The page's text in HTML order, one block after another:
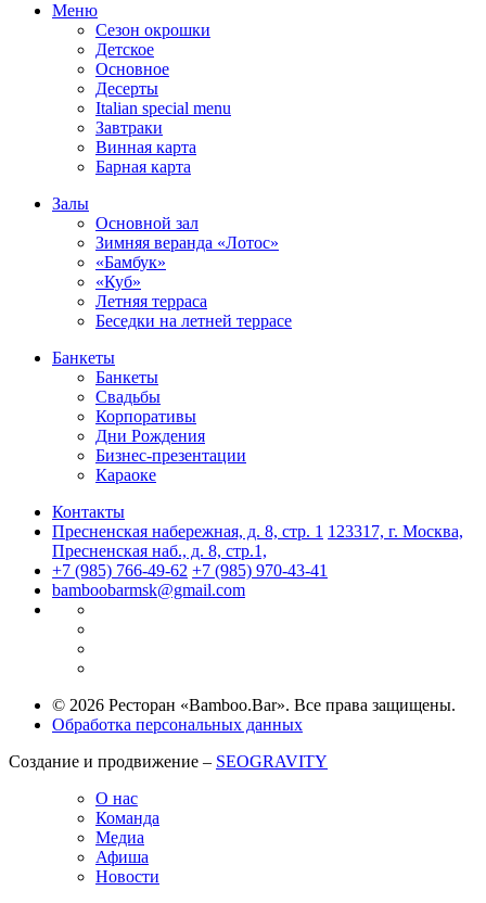
Меню
Сезон окрошки
Детское
Основное
Десерты
Italian special menu
Завтраки
Винная карта
Барная карта
Залы
Основной зал
Зимняя веранда «Лотос»
«Бамбук»
«Куб»
Летняя терраса
Беседки на летней террасе
Банкеты
Банкеты
Свадьбы
Корпоративы
Дни Рождения
Бизнес-презентации
Караоке
Контакты
Пресненская набережная, д. 8, стр. 1 123317, г. Москва,
Пресненская наб., д. 8, стр.1,
+7 (985) 766-49-62 +7 (985) 970-43-41
bamboobarmsk@gmail.com
© 2026 Ресторан «Bamboo.Bar». Все права защищены.
Обработка персональных данных
Создание и продвижение – SEOGRAVITY
О нас
Команда
Медиа
Афиша
Новости